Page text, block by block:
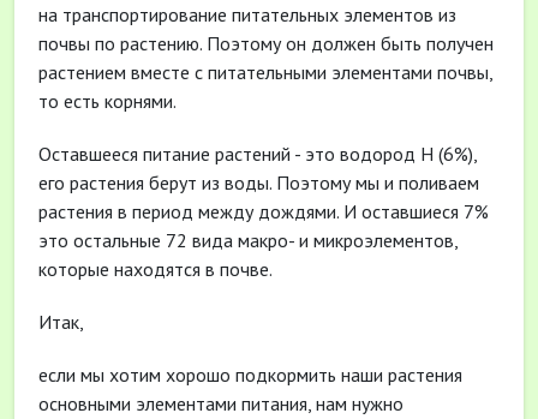
на транспортирование питательных элементов из
почвы по растению. Поэтому он должен быть получен
растением вместе с питательными элементами почвы,
то есть корнями.
Оставшееся питание растений - это водород Н (6%),
его растения берут из воды. Поэтому мы и поливаем
растения в период между дождями. И оставшиеся 7%
это остальные 72 вида макро- и микроэлементов,
которые находятся в почве.
Итак,
если мы хотим хорошо подкормить наши растения
основными элементами питания, нам нужно